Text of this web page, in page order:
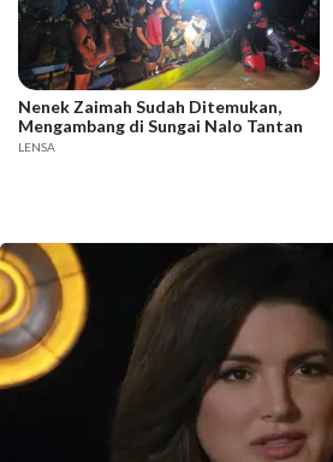
Nenek Zaimah Sudah Ditemukan,
Mengambang di Sungai Nalo Tantan
LENSA